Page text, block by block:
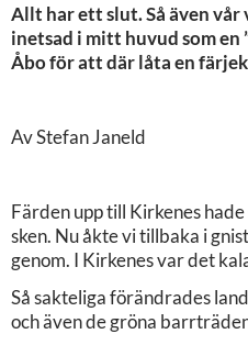
Allt har ett slut. Så även vår
inetsad i mitt huvud som en
Åbo för att där låta en
Av Stefan Janeld
Färden upp till Kirkenes
sken. Nu åkte vi tillbaka i
genom. I Kirkenes var det
Så sakteliga förändrades
och även de gröna